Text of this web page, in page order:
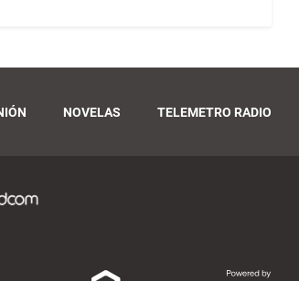
NOVELAS TELEMETRO RADIO